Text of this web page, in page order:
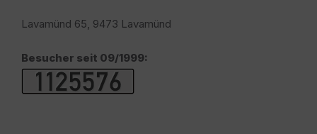
Lavamünd 65, 9473 Lavamünd
Besucher seit 09/1999: